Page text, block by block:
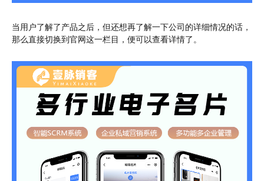
当用户了解了产品之后，但还想再了解一下公司的详细情况的话，
那么直接切换到官网这一栏目，便可以查看详情了。